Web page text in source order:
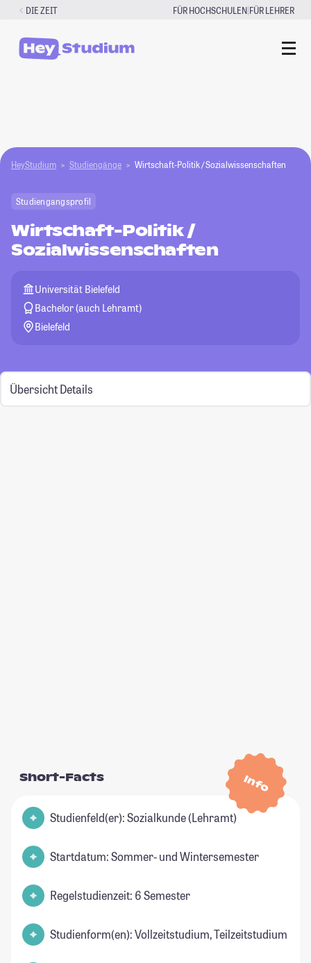
Zum
springen
DIE ZEIT FÜR HOCHSCHULEN|FÜR LEHRER
HeyStudium Studiengänge Wirtschaft-Politik / Sozialwissenschaften
Studiengangsprofil
Wirtschaft-Politik /
Sozialwissenschaften
Universität Bielefeld
Bachelor (auch Lehramt)
Bielefeld
Übersicht Details
Info
Short-Facts
Studienfeld(er): Sozialkunde (Lehramt)
Startdatum: Sommer- und Wintersemester
Regelstudienzeit: 6 Semester
Studienform(en): Vollzeitstudium, Teilzeitstudium